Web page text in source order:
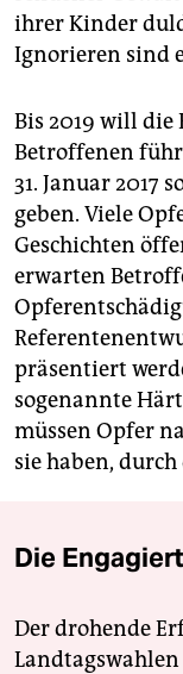
ihrer Kinder
Ignorieren sind
Bis 2019 will die
Betroffenen
31. Januar 2017
geben. Viele
Geschichten
erwarten
präsentiert
sogenannte
müssen Opfer
sie haben,
Die
Der drohende